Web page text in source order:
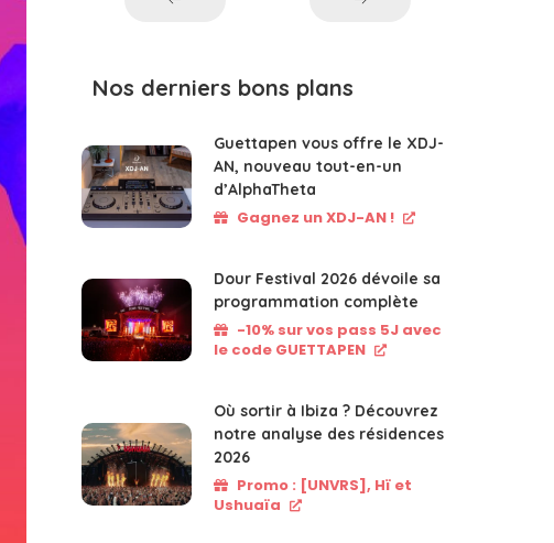
Nos derniers bons plans
Guettapen vous offre le XDJ-
AN, nouveau tout-en-un
d’AlphaTheta
Gagnez un XDJ-AN !
Dour Festival 2026 dévoile sa
programmation complète
-10% sur vos pass 5J avec
le code GUETTAPEN
Où sortir à Ibiza ? Découvrez
notre analyse des résidences
2026
Promo : [UNVRS], Hï et
Ushuaïa